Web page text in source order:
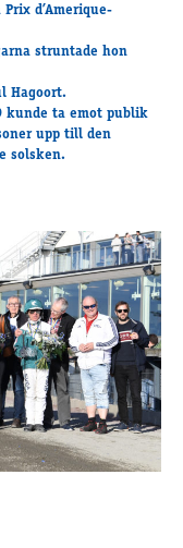
d’Amerique-
struntade hon
Hagoort.
kunde ta emot publik
upp till den
solsken.